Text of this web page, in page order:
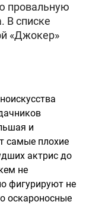
провальную
В списке
«Джокер»
и
самые плохие
актрис до
не
фигурируют не
оскароносные